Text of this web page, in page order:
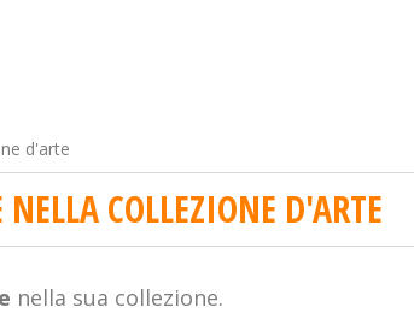
d'arte
COLLEZIONE D'ARTE
nella sua collezione.